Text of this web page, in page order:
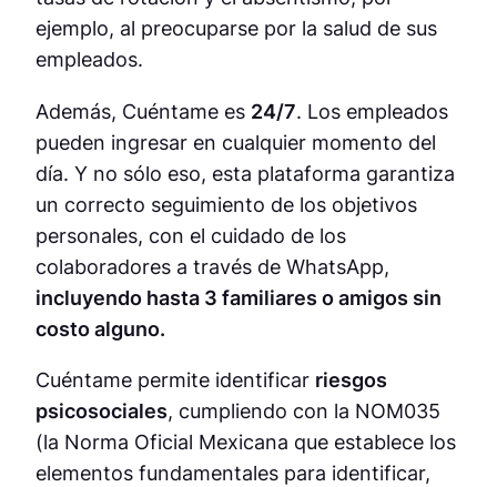
ejemplo, al preocuparse por la salud de sus
empleados.
Además, Cuéntame es 24/7. Los empleados
pueden ingresar en cualquier momento del
día. Y no sólo eso, esta plataforma garantiza
un correcto seguimiento de los objetivos
personales, con el cuidado de los
colaboradores a través de WhatsApp,
incluyendo hasta 3 familiares o amigos sin
costo alguno.
Cuéntame permite identificar riesgos
psicosociales, cumpliendo con la NOM035
(la Norma Oficial Mexicana que establece los
elementos fundamentales para identificar,